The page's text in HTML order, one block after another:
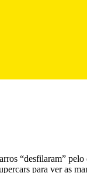
“desfilaram”
para ver as